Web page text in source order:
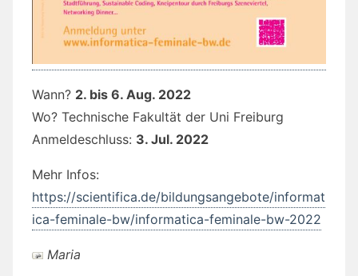
Wann? 2. bis 6. Aug. 2022
Wo? Technische Fakultät der Uni Freiburg
Anmeldeschluss: 3. Jul. 2022
Mehr Infos:
https://scientifica.de/bildungsangebote/informat
ica-feminale-bw/informatica-feminale-bw-2022
Maria